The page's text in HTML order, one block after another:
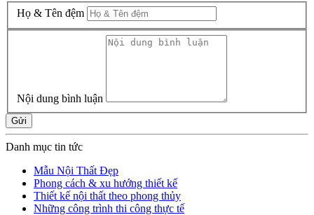
Họ & Tên đệm
Nội dung bình luận
Gửi
Danh mục tin tức
Mẫu Nội Thất Đẹp
Phong cách & xu hướng thiết kế
Thiết kế nội thất theo phong thủy
Những công trình thi công thực tế